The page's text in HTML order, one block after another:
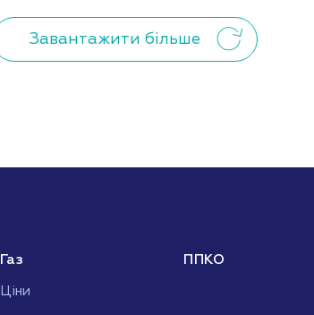
Завантажити більше
Газ
Ціни
ППКО